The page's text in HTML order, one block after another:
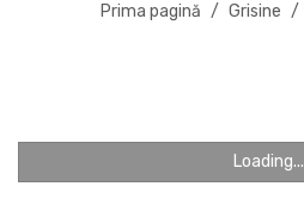
ROMÂNĂ
Română
КОНТАКТЫ
Prima pagină / Grisine /
Loading...